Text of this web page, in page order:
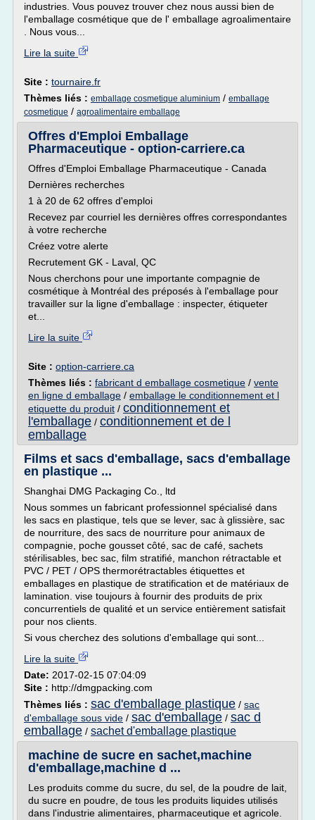
industries. Vous pouvez trouver chez nous aussi bien de
l'emballage cosmétique que de l' emballage agroalimentaire
. Nous vous...
Lire la suite
Site : tournaire.fr
Thèmes liés : emballage cosmetique aluminium / emballage
cosmetique / agroalimentaire emballage
Offres d'Emploi Emballage
Pharmaceutique - option-carriere.ca
Offres d'Emploi Emballage Pharmaceutique - Canada
Dernières recherches
1 à 20 de 62 offres d'emploi
Recevez par courriel les dernières offres correspondantes
à votre recherche
Créez votre alerte
Recrutement GK - Laval, QC
Nous cherchons pour une importante compagnie de
cosmétique à Montréal des préposés à l'emballage pour
travailler sur la ligne d'emballage : inspecter, étiqueter
et...
Lire la suite
Site : option-carriere.ca
Thèmes liés : fabricant d emballage cosmetique / vente
en ligne d emballage / emballage le conditionnement et l
etiquette du produit / conditionnement et
l'emballage / conditionnement et de l
emballage
Films et sacs d'emballage, sacs d'emballage
en plastique ...
Shanghai DMG Packaging Co., ltd
Nous sommes un fabricant professionnel spécialisé dans
les sacs en plastique, tels que se lever, sac à glissière, sac
de nourriture, des sacs de nourriture pour animaux de
compagnie, poche gousset côté, sac de café, sachets
stérilisables, bec sac, film stratifié, manchon rétractable et
PVC / PET / OPS thermorétractables étiquettes et
emballages en plastique de stratification et de matériaux de
lamination. vise toujours à fournir des produits de prix
concurrentiels de qualité et un service entièrement satisfait
pour nos clients.
Si vous cherchez des solutions d'emballage qui sont...
Lire la suite
Date: 2017-02-15 07:04:09
Site : http://dmgpacking.com
Thèmes liés : sac d'emballage plastique / sac
d'emballage sous vide / sac d'emballage / sac d
emballage / sachet d'emballage plastique
machine de sucre en sachet,machine
d'emballage,machine d ...
Les produits comme du sucre, du sel, de la poudre de lait,
du sucre en poudre, de tous les produits liquides utilisés
dans l'industrie alimentaires, pharmaceutique et agricole.